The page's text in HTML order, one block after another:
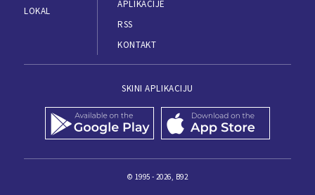
LOKAL
APLIKACIJE
RSS
KONTAKT
SKINI APLIKACIJU
© 1995 - 2026, B92